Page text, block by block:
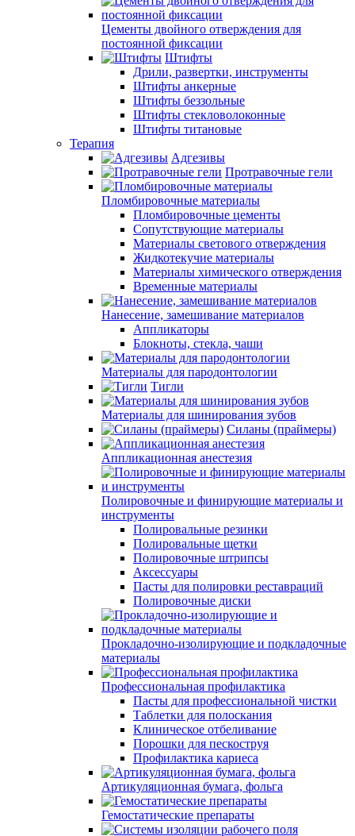
Цементы двойного отверждения для
постоянной фиксации
Штифты
Дрили, развертки, инструменты
Штифты анкерные
Штифты беззольные
Штифты стекловолоконные
Штифты титановые
Терапия
Адгезивы
Протравочные гели
Пломбировочные материалы
Пломбировочные цементы
Сопутствующие материалы
Материалы светового отверждения
Жидкотекучие материалы
Материалы химического отверждения
Временные материалы
Нанесение, замешивание материалов
Аппликаторы
Блокноты, стекла, чаши
Материалы для пародонтологии
Тигли
Материалы для шинирования зубов
Силаны (праймеры)
Аппликационная анестезия
Полировочные и финирующие материалы и
инструменты
Полировальные резинки
Полировальные щетки
Полировочные штрипсы
Аксессуары
Пасты для полировки реставраций
Полировочные диски
Прокладочно-изолирующие и подкладочные
материалы
Профессиональная профилактика
Пасты для профессиональной чистки
Таблетки для полоскания
Клиническое отбеливание
Порошки для пескоструя
Профилактика кариеса
Артикуляционная бумага, фольга
Гемостатические препараты